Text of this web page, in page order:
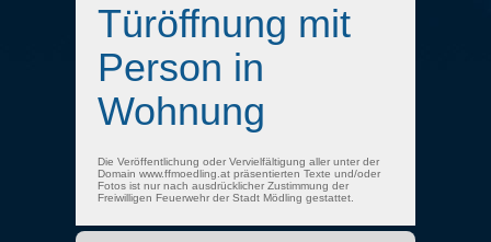
Türöffnung mit
Person in
Wohnung
Die Veröffentlichung oder Vervielfältigung aller unter der
Domain www.ffmoedling.at präsentierten Texte und/oder
Fotos ist nur nach ausdrücklicher Zustimmung der
Freiwilligen Feuerwehr der Stadt Mödling gestattet.